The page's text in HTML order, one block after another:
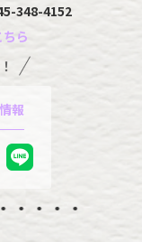
348-4152
ら
報